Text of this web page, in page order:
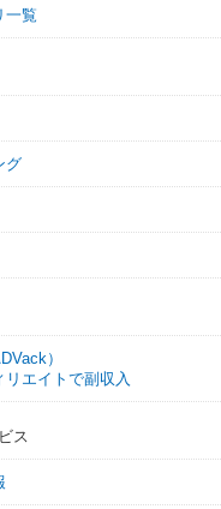
一覧
グ
）
エイトで副収入
ス